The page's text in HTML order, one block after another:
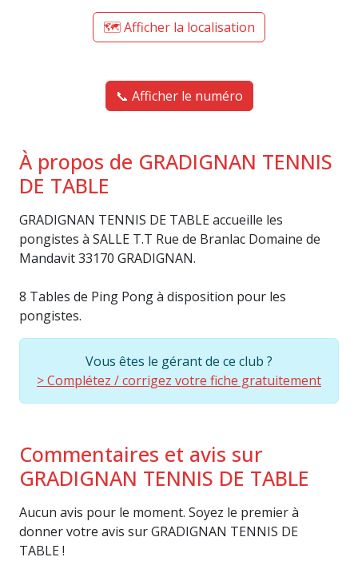
🗺️ Afficher la localisation
📞 Afficher le numéro
À propos de GRADIGNAN TENNIS
DE TABLE
GRADIGNAN TENNIS DE TABLE accueille les
pongistes à SALLE T.T Rue de Branlac Domaine de
Mandavit 33170 GRADIGNAN.
8 Tables de Ping Pong à disposition pour les
pongistes.
Vous êtes le gérant de ce club ?
> Complétez / corrigez votre fiche gratuitement
Commentaires et avis sur
GRADIGNAN TENNIS DE TABLE
Aucun avis pour le moment. Soyez le premier à
donner votre avis sur GRADIGNAN TENNIS DE
TABLE !